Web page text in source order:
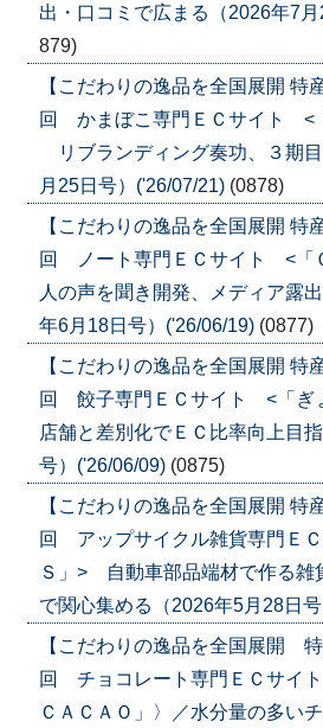
出・口コミで広まる（2026年7
879)
【こだわりの逸品を全国展開 特
回 かまぼこ専門ＥＣサイト <
リブランディング奏功、３期
月25日号）('26/07/21) (0878)
【こだわりの逸品を全国展開 特
回 ノート専門ＥＣサイト <「
人の声を聞き開発、メディア露
年6月18日号）('26/06/19) (0877)
【こだわりの逸品を全国展開 特
回 餃子専門ＥＣサイト <「ぎ
店舗と差別化でＥＣ比率向上目
号）('26/06/09) (0875)
【こだわりの逸品を全国展開
回 アップサイクル雑貨専門Ｅ
Ｓ」> 自動車部品端材で作る雑
で関心集める（2026年5月28日
【こだわりの逸品を全国展開
回 チョコレート専門ＥＣサイ
ＣＡＣＡＯ」〉／水分量の多い